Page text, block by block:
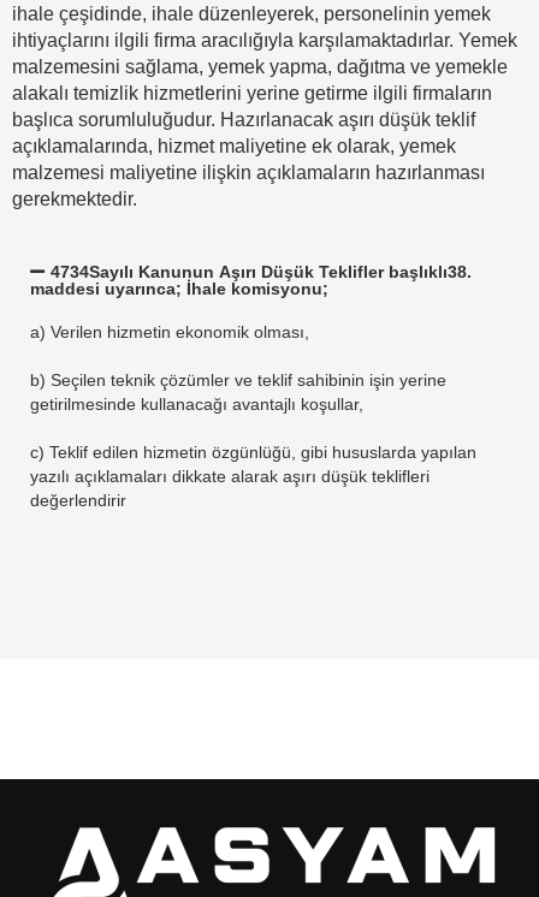
ihale çeşidinde, ihale düzenleyerek, personelinin yemek
ihtiyaçlarını ilgili firma aracılığıyla karşılamaktadırlar. Yemek
malzemesini sağlama, yemek yapma, dağıtma ve yemekle
alakalı temizlik hizmetlerini yerine getirme ilgili firmaların
başlıca sorumluluğudur. Hazırlanacak aşırı düşük teklif
açıklamalarında, hizmet maliyetine ek olarak, yemek
malzemesi maliyetine ilişkin açıklamaların hazırlanması
gerekmektedir.
4734Sayılı Kanunun Aşırı Düşük Teklifler başlıklı38.
maddesi uyarınca; İhale komisyonu;
a) Verilen hizmetin ekonomik olması,
b) Seçilen teknik çözümler ve teklif sahibinin işin yerine
getirilmesinde kullanacağı avantajlı koşullar,
c) Teklif edilen hizmetin özgünlüğü, gibi hususlarda yapılan
yazılı açıklamaları dikkate alarak aşırı düşük teklifleri
değerlendirir